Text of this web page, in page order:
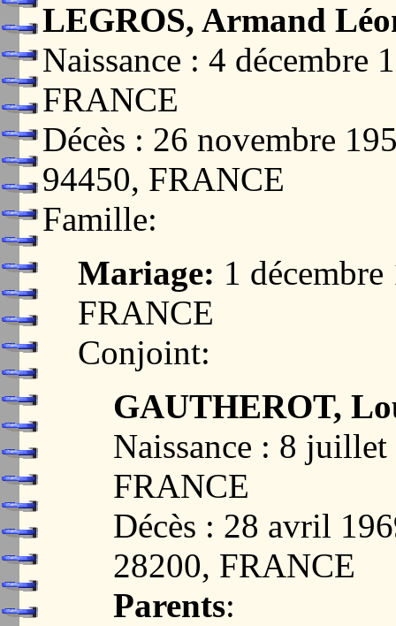
LEGROS, Armand
Naissance : 4 décembre
FRANCE
Décès : 26 novembre
94450, FRANCE
Famille:
Mariage: 1
FRANCE
Conjoint:
GAUTHEROT,
Naissance : 8
FRANCE
Décès : 28 avril
28200, FRANCE
Parents: